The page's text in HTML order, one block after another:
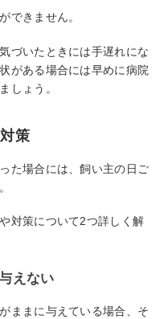
できません。
づいたときには手遅れにな
がある場合には早めに病院
しょう。
策
た場合には、飼い主の日ご
対策について2つ詳しく解
えない
ままに与えている場合、そ